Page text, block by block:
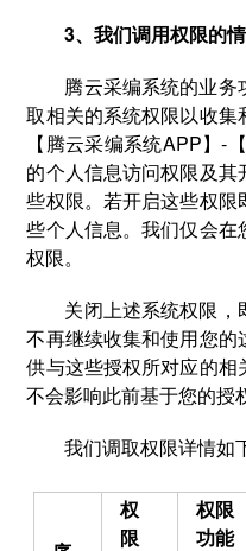
3、我们调用权限的
腾云采编系统的业
取相关的系统权限以收
【腾云采编系统APP】-
的个人信息访问权限及
些权限。若开启这些权
些个人信息。我们仅会
权限。
关闭上述系统权限
不再继续收集和使用您
供与这些授权所对应的
不会影响此前基于您的授
我们调取权限详情如